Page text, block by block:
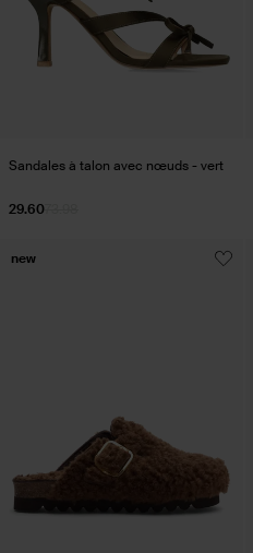
Sandales à talon avec nœuds - vert
29.60
new